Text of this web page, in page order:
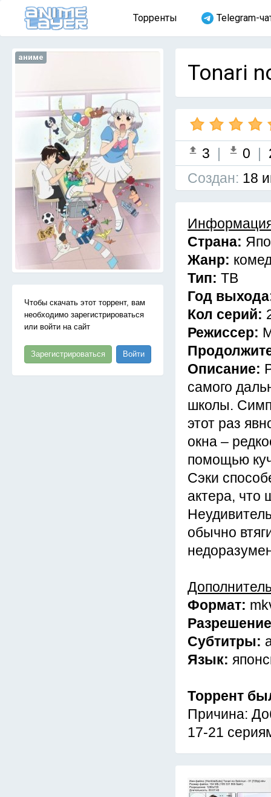
Торренты Telegram-
аниме
Чтобы скачать этот торрент, вам
необходимо зарегистрироваться
или войти на сайт
Зарегистрироваться Войти
Tonari
3 | 0 |
Cоздан: 18
Страна:
Жанр:
Тип: ТВ
Год
Кол серий:
Режиссер:
Описание:
самого
школы.
этот раз
окна –
помощью
Сэки
актера, что
обычно
Формат:
Субтитры:
Язык:
Торрент
Причина:
17-21